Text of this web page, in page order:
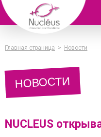
Главная страница > Новости
НОВОСТИ
NUCLEUS